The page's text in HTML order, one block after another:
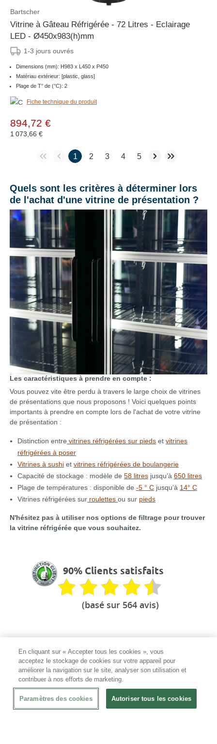
Bartscher
Vitrine à Gâteau Réfrigérée - 72 Litres - Eclairage
LED - Ø450x983(h)mm
1-3 jours ouvrés
Dimensions (mm): H983 x L450 x P450
Matériau extérieur: [plastic, glass]
Plage de T° de (°C): 2
Fiche technique du produit
894,72 €
1 073,66 €
1 2 3 4 5
Quels sont les critères à déterminer lors
de l'achat d'une vitrine de présentation ?
Les caractéristiques à prendre en compte :
Vous pouvez vite être perdu à travers le large choix de vitrines
de présentations que nous proposons ! Voici quelques points
importants à prendre en compte lors de l'achat de votre vitrine
de présentation :
Distinction entre vitrines réfrigérées sur pieds et vitrines
réfrigérées à poser
Vitrines à sushi et vitrines réfrigérées de boulangerie
Capacité de stockage : modèle de 58 litres jusqu’à 650 litres
Plage de températures : disponible de -5 ° C jusqu’à 14° C
Vitrines réfrigérées sur roulettes ou sur pieds
N'hésitez pas à utiliser nos options de filtrage pour trouver
la vitrine réfrigérée que vous souhaitez.
90% Clients satisfaits
(basé sur 564 avis)
Votre partenaire CHR
Le professionnel de l'équipement
Mandats administratifs acceptés
100% Garantie
En cliquant sur « Accepter tous les cookies », vous
acceptez le stockage de cookies sur votre appareil pour
améliorer la navigation sur le site, analyser son utilisation et
contribuer à nos efforts de marketing.
Paramètres des cookies Autoriser tous les cookies